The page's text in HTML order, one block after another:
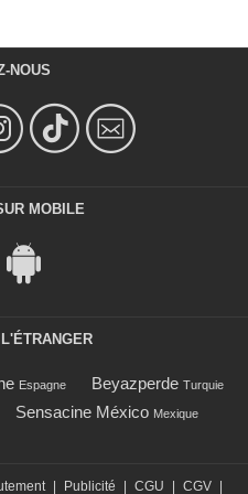
NOUS
MOBILE
Espagne Beyazperde Turquie
Sensacine México Mexique
Publicité CGU CGV